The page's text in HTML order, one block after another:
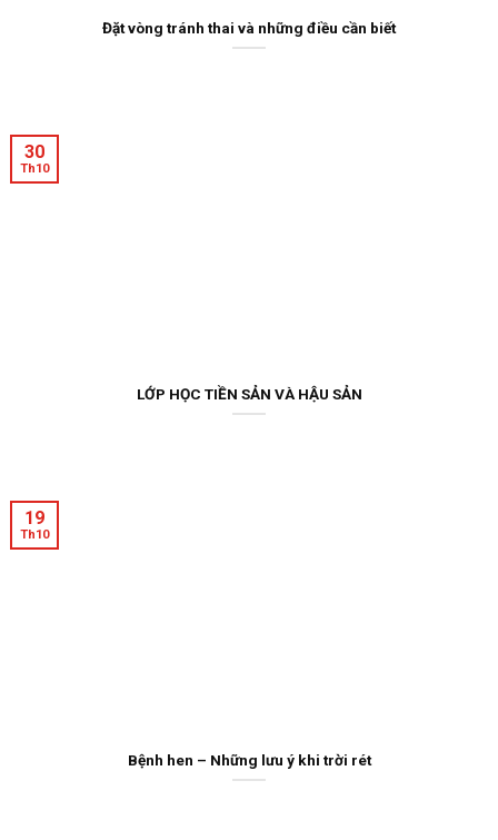
Đặt vòng tránh thai và những điều cần biết
LỚP HỌC TIỀN SẢN VÀ HẬU SẢN
30
Th10
Bệnh hen – Những lưu ý khi trời rét
19
Th10